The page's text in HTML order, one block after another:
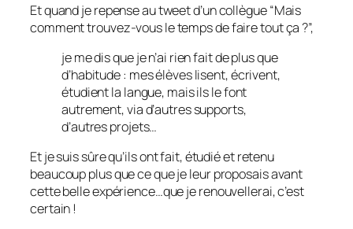
Et quand je repense au tweet d’un collègue “Mais
comment trouvez-vous le temps de faire tout ça ?”,
je me dis que je n’ai rien fait de plus que
d’habitude : mes élèves lisent, écrivent,
étudient la langue, mais ils le font
autrement, via d’autres supports,
d’autres projets…
Et je suis sûre qu’ils ont fait, étudié et retenu
beaucoup plus que ce que je leur proposais avant
cette belle expérience…que je renouvellerai, c’est
certain !